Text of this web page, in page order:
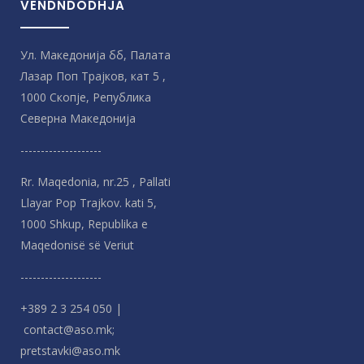
VENDNDODHJA
Ул. Македонија бб, Палата
Лазар Поп Трајков, кат 5 ,
1000 Скопје, Република
Северна Македонијa
--------------------
Rr. Maqedonia, nr.25 , Pallati
Llayar Pop Trajkov. kati 5,
1000 Shkup, Republika e
Maqedonisë së Veriut
--------------------
+389 2 3 254 050 |
contact@aso.mk;
pretstavki@aso.mk